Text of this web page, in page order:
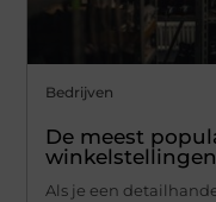
Bedrijven
De meest
winkelstellingen
Als je een